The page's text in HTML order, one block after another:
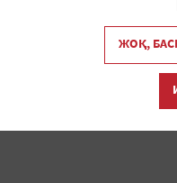
Иркутск
"Ондулин"
ЖОҚ,